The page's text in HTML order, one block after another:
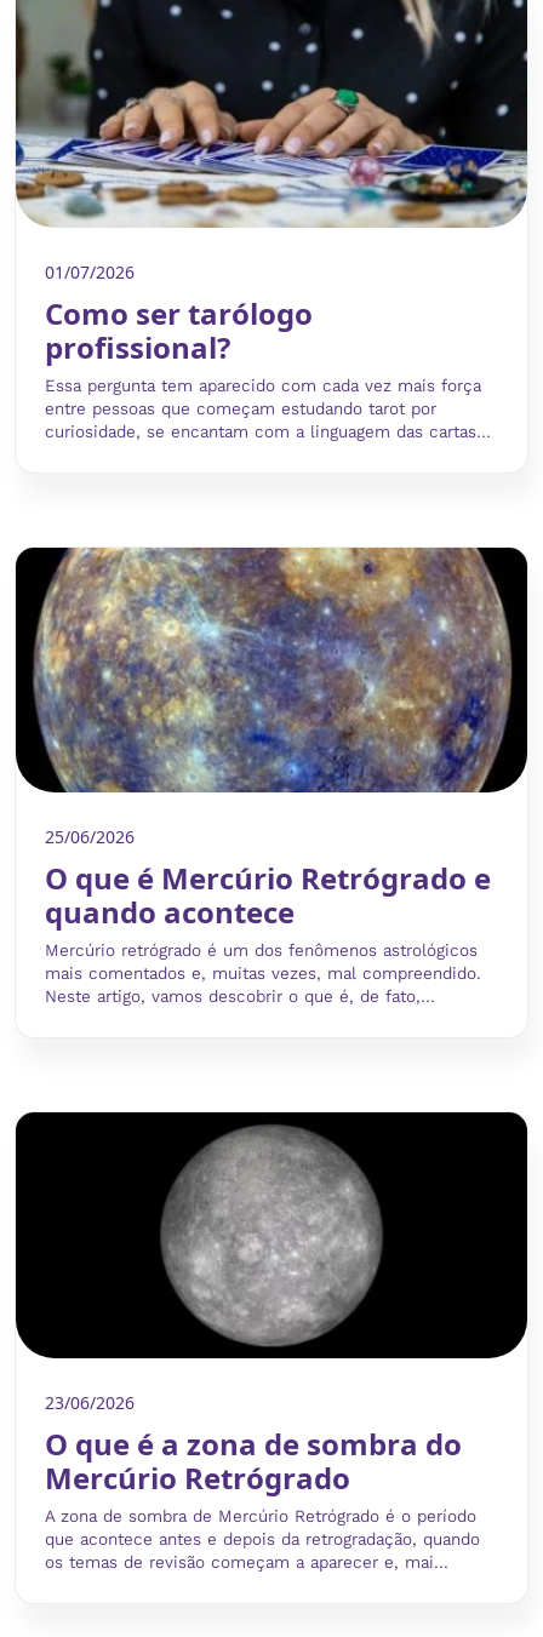
01/07/2026
Como ser tarólogo
profissional?
Essa pergunta tem aparecido com cada vez mais força
entre pessoas que começam estudando tarot por
curiosidade, se encantam com a linguagem das cartas...
25/06/2026
O que é Mercúrio Retrógrado e
quando acontece
Mercúrio retrógrado é um dos fenômenos astrológicos
mais comentados e, muitas vezes, mal compreendido.
Neste artigo, vamos descobrir o que é, de fato,...
23/06/2026
O que é a zona de sombra do
Mercúrio Retrógrado
A zona de sombra de Mercúrio Retrógrado é o período
que acontece antes e depois da retrogradação, quando
os temas de revisão começam a aparecer e, mai...